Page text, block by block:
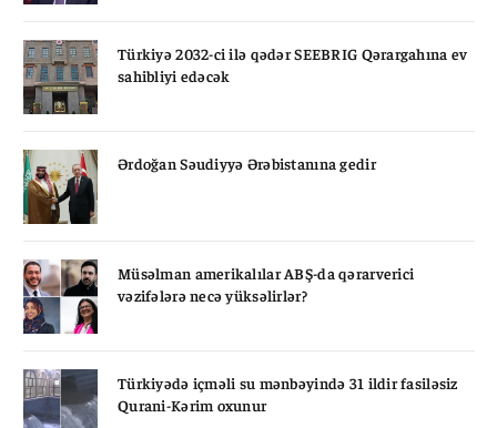
Türkiyə 2032-ci ilə qədər SEEBRIG Qərargahına ev
sahibliyi edəcək
Ərdoğan Səudiyyə Ərəbistanına gedir
Müsəlman amerikalılar ABŞ-da qərarverici
vəzifələrə necə yüksəlirlər?
Türkiyədə içməli su mənbəyində 31 ildir fasiləsiz
Qurani-Kərim oxunur